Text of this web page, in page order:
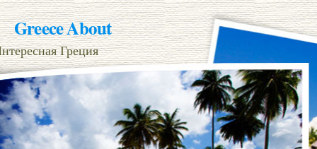
Greece About
Греция